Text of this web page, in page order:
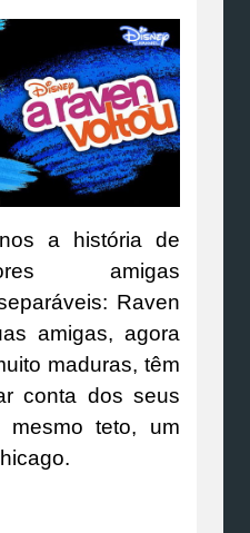
a história de
amigas
Raven
amigas, agora
maduras, têm
conta dos seus
mesmo teto, um